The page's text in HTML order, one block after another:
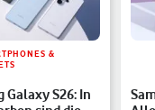
&
Galaxy S26: In